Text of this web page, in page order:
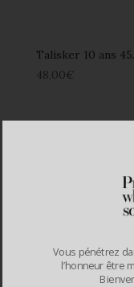
Talisker 10 ans
48,00€
Vous pénétrez
l’honneur être